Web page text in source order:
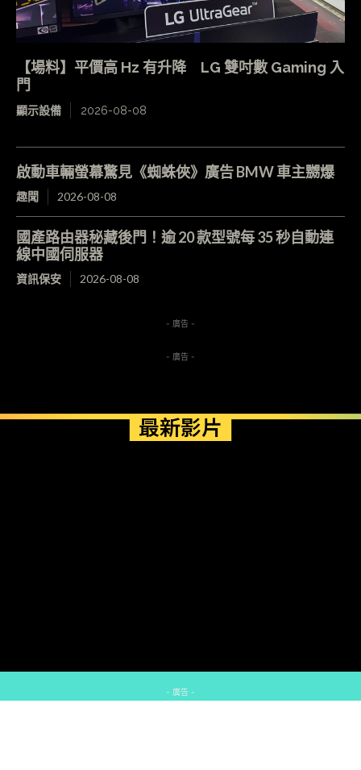
【場料】平價高 Hz 有升降 LG 雙吋數 Gaming 入
門
顯示設備 2026-08-08
啟動車輛螢幕驚見《蜘蛛俠》廣告 BMW 車主嬲爆
趣聞 2026-08-08
國產路由器秘藏後門！逾 20 款型號每 35 秒自動連
線中國伺服器
資訊保安 2026-08-08
- 廣告 -
- 廣告 -
最新影片
- 廣告 -